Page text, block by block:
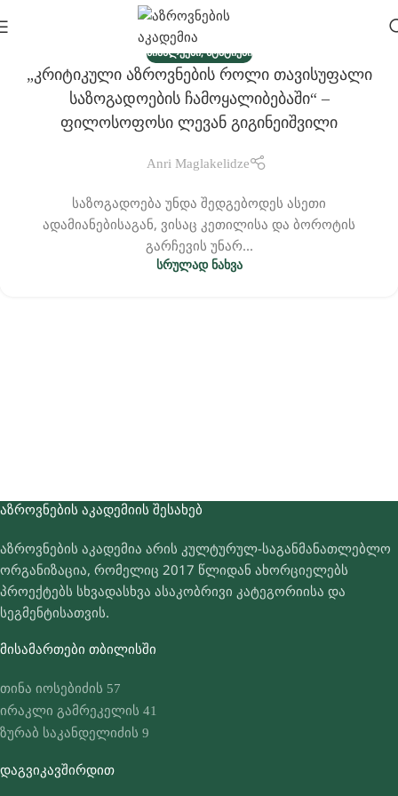
10
ᲡᲘᲐᲮᲚᲔᲔᲑᲘ,ᲡᲢᲐᲢᲘᲔᲑᲘ
„კრიტიკული Აზროვნების Როლი Თავისუფალი
Საზოგადოების Ჩამოყალიბებაში“ –
Ფილოსოფოსი Ლევან Გიგინეიშვილი
Anri Maglakelidze
საზოგადოება უნდა შედგებოდეს ასეთი
ადამიანებისაგან, ვისაც კეთილისა და ბოროტის
გარჩევის უნარ...
ᲡᲠᲣᲚᲐᲓ ᲜᲐᲮᲕᲐ
ᲐᲖᲠᲝᲕᲜᲔᲑᲘᲡ ᲐᲙᲐᲓᲔᲛᲘᲘᲡ ᲨᲔᲡᲐᲮᲔᲑ
აზროვნების აკადემია არის კულტურულ-საგანმანათლებლო
ორგანიზაცია, რომელიც 2017 წლიდან ახორციელებს
პროექტებს სხვადასხვა ასაკობრივი კატეგორიისა და
სეგმენტისათვის.
ᲛᲘᲡᲐᲛᲐᲠᲗᲔᲑᲘ ᲗᲑᲘᲚᲘᲡᲨᲘ
თინა იოსებიძის 57
ირაკლი გამრეკელის 41
ზურაბ საკანდელიძის 9
ᲓᲐᲒᲕᲘᲙᲐᲕᲨᲘᲠᲓᲘᲗ